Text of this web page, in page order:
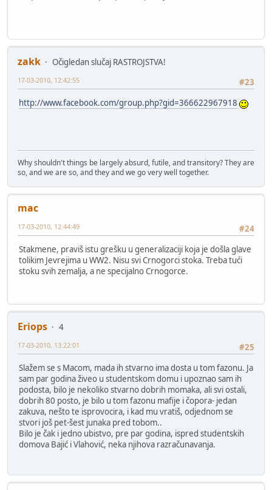
zakk
Očigledan slučaj RASTROJSTVA!
#23
17-03-2010, 12:42:55
http://www.facebook.com/group.php?gid=366622967918
Why shouldn't things be largely absurd, futile, and transitory? They are
so, and we are so, and they and we go very well together.
mac
#24
17-03-2010, 12:44:49
Stakmene, praviš istu grešku u generalizaciji koja je došla glave
tolikim Jevrejima u WW2. Nisu svi Crnogorci stoka. Treba tući
stoku svih zemalja, a ne specijalno Crnogorce.
Eriops
4
#25
17-03-2010, 13:22:01
Slažem se s Macom, mada ih stvarno ima dosta u tom fazonu. Ja
sam par godina živeo u studentskom domu i upoznao sam ih
podosta, bilo je nekoliko stvarno dobrih momaka, ali svi ostali,
dobrih 80 posto, je bilo u tom fazonu mafije i čopora- jedan
zakuva, nešto te isprovocira, i kad mu vratiš, odjednom se
stvori još pet-šest junaka pred tobom..
Bilo je čak i jedno ubistvo, pre par godina, ispred studentskih
domova Bajić i Vlahović, neka njihova razračunavanja.